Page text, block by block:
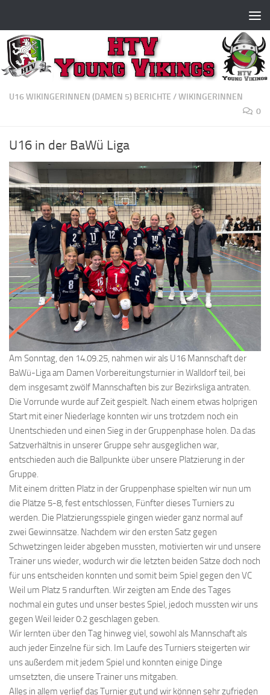
U16 WIKINGERINNEN (DAMEN 5) BERICHTE /WIKINGERINNEN
0
U16 in der BaWü Liga
Am Sonntag, den 14.09.25, nahmen wir als U16 Mannschaft der
BaWü-Liga am Damen Vorbereitungsturnier in Walldorf teil, bei
dem insgesamt zwölf Mannschaften bis zur Bezirksliga antraten.
Die Vorrunde wurde auf Zeit gespielt. Nach einem etwas holprigen
Start mit einer Niederlage konnten wir uns trotzdem noch ein
Unentschieden und einen Sieg in der Gruppenphase holen. Da das
Satzverhältnis in unserer Gruppe sehr ausgeglichen war,
entschieden auch die Ballpunkte über unsere Platzierung in der
Gruppe.
Mit einem dritten Platz in der Gruppenphase spielten wir nun um
die Plätze 5-8, fest entschlossen, Fünfter dieses Turniers zu
werden. Die Platzierungsspiele gingen wieder ganz normal auf
zwei Gewinnsätze. Nachdem wir den ersten Satz gegen
Schwetzingen leider abgeben mussten, motivierten wir und unsere
Trainer uns wieder, wodurch wir die letzten beiden Sätze doch noch
für uns entscheiden konnten und somit beim Spiel gegen den VC
Weil um Platz 5 randurften. Wir zeigten am Ende des Tages
nochmal ein gutes und unser bestes Spiel, jedoch mussten wir uns
gegen Weil leider 0:2 geschlagen geben.
Wir lernten über den Tag hinweg viel, sowohl als Mannschaft als
auch jeder Einzelne für sich. Im Laufe des Turniers steigerten wir
uns außerdem mit jedem Spiel und konnten einige Dinge
umsetzten, die unsere Trainer uns mitgaben.
Alles in allem verlief das Turnier gut und wir können sehr zufrieden